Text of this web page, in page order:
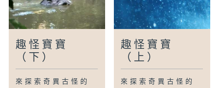
趣怪寶寶
（下）
來探索奇異古怪的
趣怪寶寶
（上）
來探索奇異古怪的